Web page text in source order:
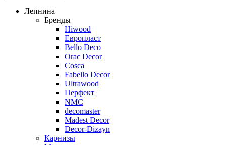
Лепнина
Бренды
Hiwood
Европласт
Bello Deco
Orac Decor
Cosca
Fabello Decor
Ultrawood
Перфект
NMC
decomaster
Madest Decor
Decor-Dizayn
Карнизы